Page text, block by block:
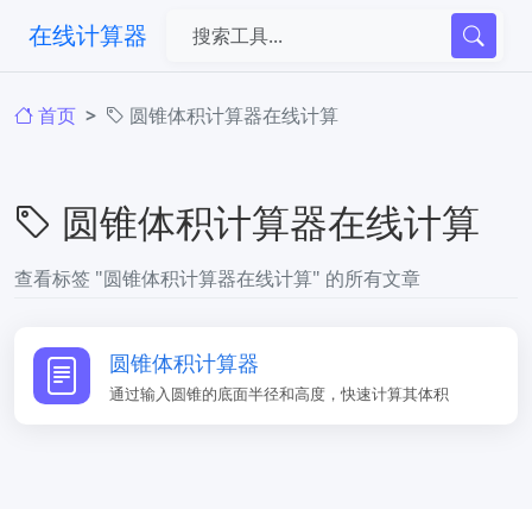
在线计算器
首页 圆锥体积计算器在线计算
圆锥体积计算器在线计算
查看标签 "圆锥体积计算器在线计算" 的所有文章
圆锥体积计算器
通过输入圆锥的底面半径和高度，快速计算其体积